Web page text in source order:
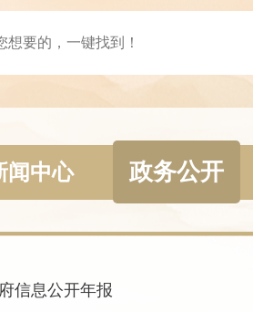
闻中心 政务公开
信息公开年报